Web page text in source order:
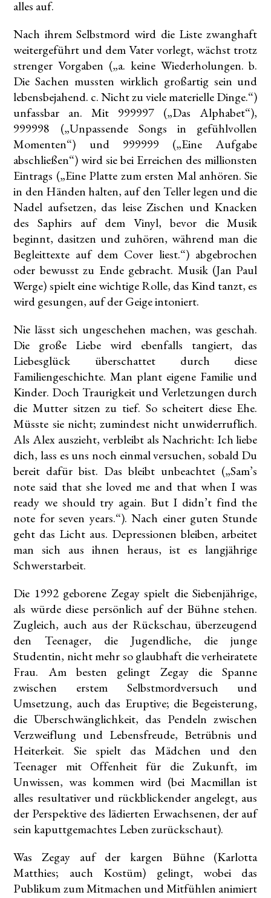
alles auf.
Nach ihrem Selbstmord wird die Liste zwanghaft
weitergeführt und dem Vater vorlegt, wächst trotz
strenger Vorgaben („a. keine Wiederholungen. b.
Die Sachen mussten wirklich großartig sein und
lebensbejahend. c. Nicht zu viele materielle Dinge.“)
unfassbar an. Mit 999997 („Das Alphabet“),
999998 („Unpassende Songs in gefühlvollen
Momenten“) und 999999 („Eine Aufgabe
abschließen“) wird sie bei Erreichen des millionsten
Eintrags („Eine Platte zum ersten Mal anhören. Sie
in den Händen halten, auf den Teller legen und die
Nadel aufsetzen, das leise Zischen und Knacken
des Saphirs auf dem Vinyl, bevor die Musik
beginnt, dasitzen und zuhören, während man die
Begleittexte auf dem Cover liest.“) abgebrochen
oder bewusst zu Ende gebracht. Musik (Jan Paul
Werge) spielt eine wichtige Rolle, das Kind tanzt, es
wird gesungen, auf der Geige intoniert.
Nie lässt sich ungeschehen machen, was geschah.
Die große Liebe wird ebenfalls tangiert, das
Liebesglück überschattet durch diese
Familiengeschichte. Man plant eigene Familie und
Kinder. Doch Traurigkeit und Verletzungen durch
die Mutter sitzen zu tief. So scheitert diese Ehe.
Müsste sie nicht; zumindest nicht unwiderruflich.
Als Alex auszieht, verbleibt als Nachricht: Ich liebe
dich, lass es uns noch einmal versuchen, sobald Du
bereit dafür bist. Das bleibt unbeachtet („Sam’s
note said that she loved me and that when I was
ready we should try again. But I didn’t find the
note for seven years.“). Nach einer guten Stunde
geht das Licht aus. Depressionen bleiben, arbeitet
man sich aus ihnen heraus, ist es langjährige
Schwerstarbeit.
Die 1992 geborene Zegay spielt die Siebenjährige,
als würde diese persönlich auf der Bühne stehen.
Zugleich, auch aus der Rückschau, überzeugend
den Teenager, die Jugendliche, die junge
Studentin, nicht mehr so glaubhaft die verheiratete
Frau. Am besten gelingt Zegay die Spanne
zwischen erstem Selbstmordversuch und
Umsetzung, auch das Eruptive; die Begeisterung,
die Überschwänglichkeit, das Pendeln zwischen
Verzweiflung und Lebensfreude, Betrübnis und
Heiterkeit. Sie spielt das Mädchen und den
Teenager mit Offenheit für die Zukunft, im
Unwissen, was kommen wird (bei Macmillan ist
alles resultativer und rückblickender angelegt, aus
der Perspektive des lädierten Erwachsenen, der auf
sein kaputtgemachtes Leben zurückschaut).
Was Zegay auf der kargen Bühne (Karlotta
Matthies; auch Kostüm) gelingt, wobei das
Publikum zum Mitmachen und Mitfühlen animiert